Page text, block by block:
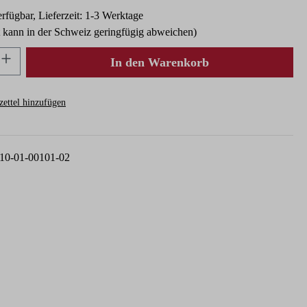
Lieferzeit: 1-3 Werktage
in der Schweiz geringfügig abweichen)
Gib den gewünschten Wert ein oder
In den Warenkorb
hinzufügen
01-00101-02